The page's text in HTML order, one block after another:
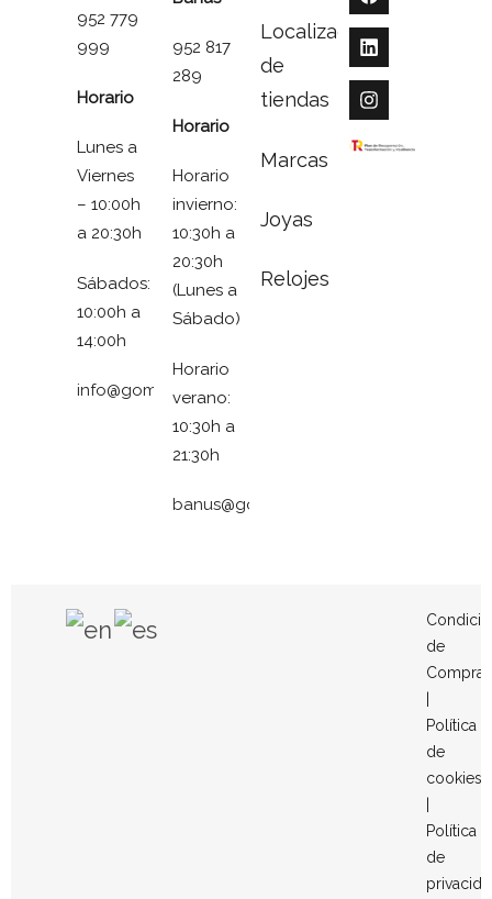
952 779
999
Horario
Lunes a
Viernes
– 10:00h
a 20:30h
Sábados:
10:00h a
14:00h
info@gomezymolina.com
952 817
289
Horario
Horario
invierno:
10:30h a
20:30h
(Lunes a
Sábado)
Horario
verano:
10:30h a
21:30h
banus@gomezymolina.com
Localizador
de
tiendas
Marcas
Joyas
Relojes
de
Compra
Política
de
cookies
Política
de